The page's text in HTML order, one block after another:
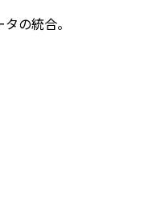
の統合。